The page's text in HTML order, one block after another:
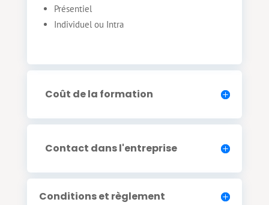
Présentiel
Individuel ou Intra
Coût de la formation
Contact dans l'entreprise
Conditions et règlement